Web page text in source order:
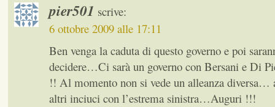
pier501 scrive:
6 ottobre 2009 alle 17:11
Ben venga la caduta di questo governo e poi
decidere…Ci sarà un governo con Bersani e Di
!! Al momento non si vede un alleanza diversa…
altri inciuci con l’estrema sinistra…Auguri !!!